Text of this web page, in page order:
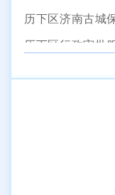
历下区济南古城
历下区行政审批
历下区住房和城
历下区城市管理